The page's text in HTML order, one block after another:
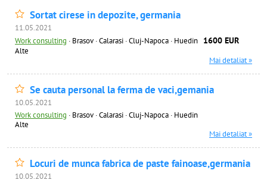
Sortat cirese in depozite, germania
11.05.2021
Work consulting · Brasov · Calarasi · Cluj-Napoca · Huedin 1600 EUR
Alte
Mai detaliat »
Se cauta personal la ferma de vaci,gemania
10.05.2021
Work consulting · Brasov · Calarasi · Cluj-Napoca · Huedin
Alte
Mai detaliat »
Locuri de munca fabrica de paste fainoase,germania
10.05.2021